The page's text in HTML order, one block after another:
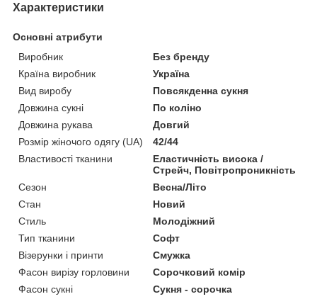
Характеристики
Основні атрибути
Виробник
Без бренду
Країна виробник
Україна
Вид виробу
Повсякденна сукня
Довжина сукні
По коліно
Довжина рукава
Довгий
Розмір жіночого одягу (UA)
42/44
Властивості тканини
Еластичність висока /
Стрейч, Повітропроникність
Сезон
Весна/Літо
Стан
Новий
Стиль
Молодіжний
Тип тканини
Софт
Візерунки і принти
Смужка
Фасон вирізу горловини
Сорочковий комір
Фасон сукні
Сукня - сорочка